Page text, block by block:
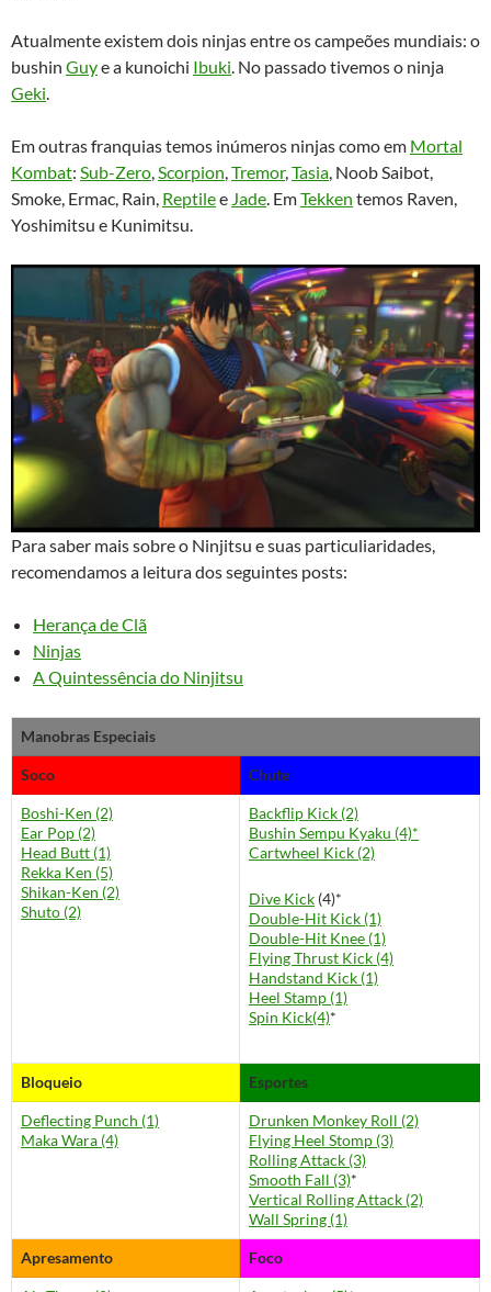
Atualmente existem dois ninjas entre os campeões mundiais: o
bushin Guye a kunoichi Ibuki. No passado tivemos o ninja
Geki.
Em outras franquias temos inúmeros ninjas como em Mortal
Kombat: Sub-Zero,Scorpion,Tremor,Tasia, Noob Saibot,
Smoke, Ermac, Rain, Reptilee Jade. EmTekken temos Raven,
Yoshimitsu e Kunimitsu.
Para saber mais sobre o Ninjitsu e suas particuliaridades,
recomendamos a leitura dos seguintes posts:
Herança de Clã
Ninjas
A Quintessência do Ninjitsu
Manobras Especiais
Soco Chute
Boshi-Ken (2)
Ear Pop (2)
Head Butt (1)
Rekka Ken (5)
Shikan-Ken (2)
Shuto (2)
Backflip Kick (2)
Bushin Sempu Kyaku (4)*
Cartwheel Kick (2)
Dive Kick (4)*
Double-Hit Kick (1)
Double-Hit Knee (1)
Flying Thrust Kick (4)
Handstand Kick (1)
Heel Stamp (1)
Spin Kick(4)*
Bloqueio Esportes
Deflecting Punch (1)
Maka Wara (4)
Drunken Monkey Roll (2)
Flying Heel Stomp (3)
Rolling Attack (3)
Smooth Fall (3)*
Vertical Rolling Attack (2)
Wall Spring (1)
Apresamento Foco